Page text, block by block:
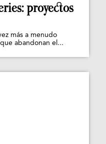
proyectos
más a menudo
abandonan el...